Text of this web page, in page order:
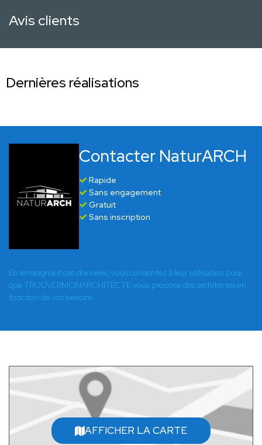
Avis clients
Dernières réalisations
Contacter NaturARCH
Rapide
Sans engagement
Gratuit
Sans inscription
En renseignant ces données, vous consentez à leur utilisation pour
que TROUVERMONARCHITECTE vous propose des architectes en
fonction de vos besoins.
AFFICHER LA CARTE